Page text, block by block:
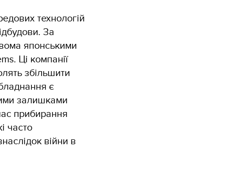
технологій
За
японськими
Ці компанії
збільшити
є
залишками
прибирання
часто
війни в